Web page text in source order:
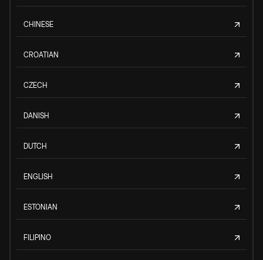
CHINESE
CROATIAN
CZECH
DANISH
DUTCH
ENGLISH
ESTONIAN
FILIPINO